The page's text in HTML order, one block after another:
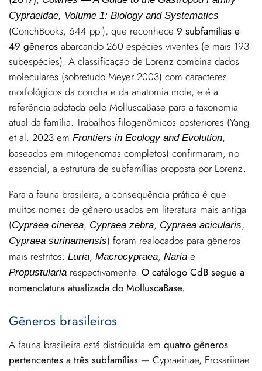
Cypraeidae, Volume 1: Biology and Systematics
(ConchBooks, 644 pp.), que reconhece 9 subfamílias e
49 gêneros abarcando 260 espécies viventes (e mais 193
subespécies). A classificação de Lorenz combina dados
moleculares (sobretudo Meyer 2003) com caracteres
morfológicos da concha e da anatomia mole, e é a
referência adotada pelo MolluscaBase para a taxonomia
atual da família. Trabalhos filogenômicos posteriores (Yang
et al. 2023 em Frontiers in Ecology and Evolution,
baseados em mitogenomas completos) confirmaram, no
essencial, a estrutura de subfamílias proposta por Lorenz.
Para a fauna brasileira, a consequência prática é que
muitos nomes de gênero usados em literatura mais antiga
(Cypraea cinerea, Cypraea zebra, Cypraea acicularis,
Cypraea surinamensis) foram realocados para gêneros
mais restritos: Luria, Macrocypraea, Naria e
Propustularia respectivamente. O catálogo CdB segue a
nomenclatura atualizada do MolluscaBase.
Gêneros brasileiros
A fauna brasileira está distribuída em quatro gêneros
pertencentes a três subfamílias — Cypraeinae, Erosariinae